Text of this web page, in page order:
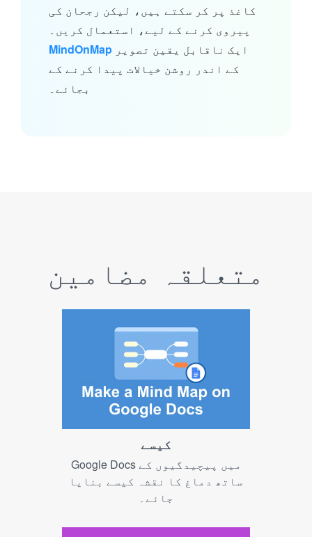
کاغذ پر کر سکتے ہیں، لیکن رجحان کی
پیروی کرنے کے لیے، استعمال کریں۔
MindOnMap
کے اندر روشن خیالات پیدا کرنے کے
بجائے۔
متعلقہ مضامین
کیسے
Google Docs میں پیچیدگیوں کے
ساتھ دماغ کا نقشہ کیسے بنایا
جائے۔